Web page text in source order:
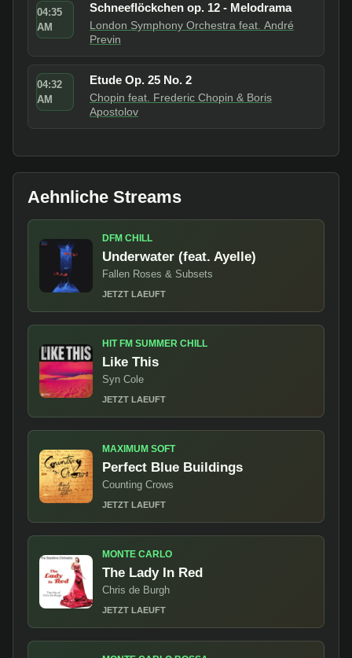
04:35
AM
Schneeflöckchen op. 12 - Melodrama
London Symphony Orchestra feat. André
Previn
04:32
AM
Etude Op. 25 No. 2
Chopin feat. Frederic Chopin & Boris
Apostolov
Aehnliche Streams
DFM CHILL
Underwater (feat. Ayelle)
Fallen Roses & Subsets
JETZT LAEUFT
HIT FM SUMMER CHILL
Like This
Syn Cole
JETZT LAEUFT
MAXIMUM SOFT
Perfect Blue Buildings
Counting Crows
JETZT LAEUFT
MONTE CARLO
The Lady In Red
Chris de Burgh
JETZT LAEUFT